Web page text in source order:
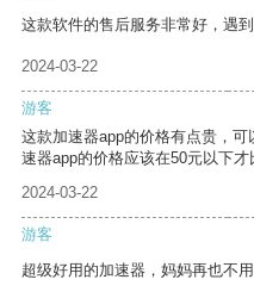
这款软件的售后服务非常好，遇
2024-03-22
游客
这款加速器app的价格有点贵，
速器app的价格应该在50元以下才
2024-03-22
游客
超级好用的加速器，妈妈再也不